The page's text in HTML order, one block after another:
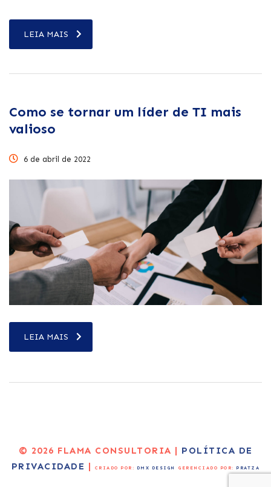
LEIA MAIS
Como se tornar um líder de TI mais
valioso
6 de abril de 2022
LEIA MAIS
© 2026 FLAMA CONSULTORIA | POLÍTICA DE
PRIVACIDADE | CRIADO POR: DMX DESIGN GERENCIADO POR: PRATZA